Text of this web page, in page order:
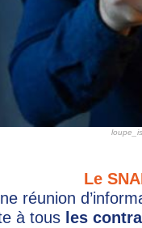
Le
réunion
à tous les